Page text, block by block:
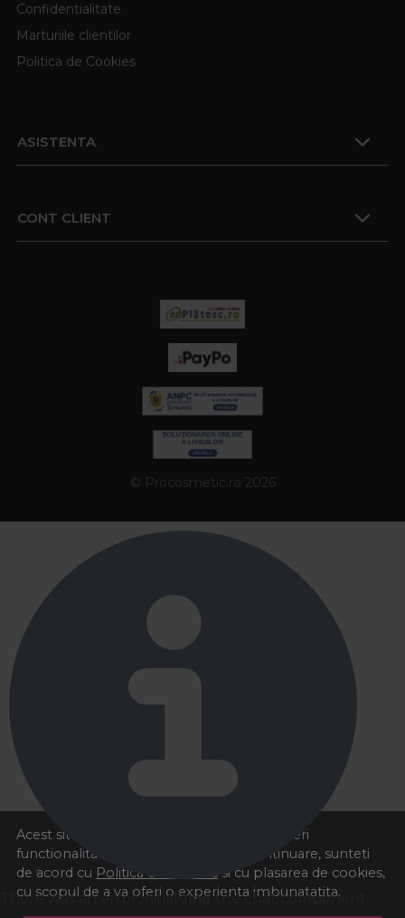
Acest site foloseste cookies pentru a va oferi
functionalitatea dorita. Navigand in continuare, sunteti
de acord cu Politica de cookies si cu plasarea de cookies,
cu scopul de a va oferi o experienta imbunatatita.
Confidentialitate
Marturiile clientilor
Politica de Cookies
ASISTENTA
CONT CLIENT
© Procosmetic.ro 2026
There was an error initializing the chat component